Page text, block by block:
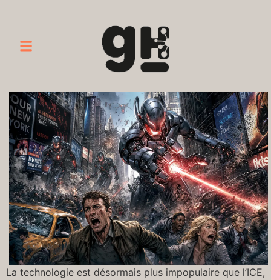
La technologie est désormais plus impopulaire que l’ICE,